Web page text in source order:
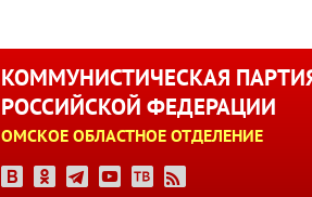
КОММУНИСТИЧЕСКАЯ
РОССИЙСКОЙ ФЕДЕРАЦИИ
ОМСКОЕ ОБЛАСТНОЕ ОТДЕЛЕНИЕ